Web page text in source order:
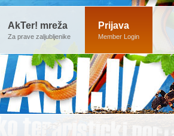
AkTer! mreža
Za prave zaljubljenike
Prijava
Member Login